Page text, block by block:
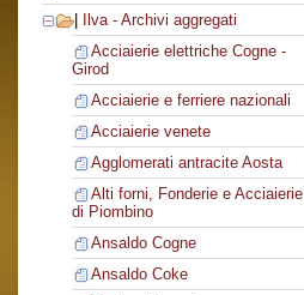
Ilva - Archivi aggregati
Acciaierie elettriche Cogne -
Girod
Acciaierie e ferriere nazionali
Acciaierie venete
Agglomerati antracite Aosta
Alti forni, Fonderie e Acciaierie
di Piombino
Ansaldo Cogne
Ansaldo Coke